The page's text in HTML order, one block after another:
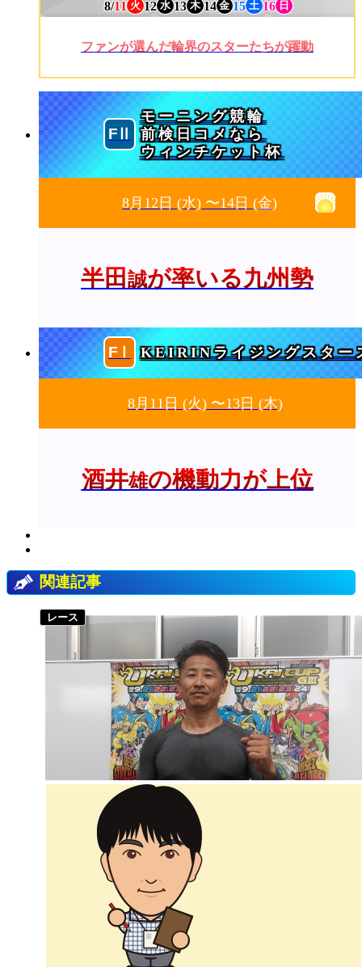
8/11 火 12 水 13 木 14 金 15 土 16 日
ファンが選んだ輪界のスターたちが躍動
モーニング競輪
前検日コメなら
ウィンチケット杯
8月12日(水) 〜14日(金)
半田誠が率いる九州勢
KEIRINライジングスター
8月11日 (火)〜13日 (木)
酒井雄の機動力が上位
関連記事